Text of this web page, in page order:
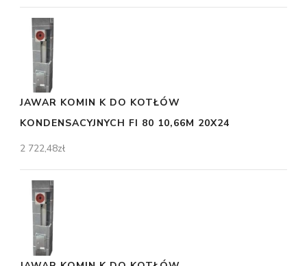
JAWAR KOMIN K DO KOTŁÓW
KONDENSACYJNYCH FI 80 10,66M 20X24
2 722,48zł